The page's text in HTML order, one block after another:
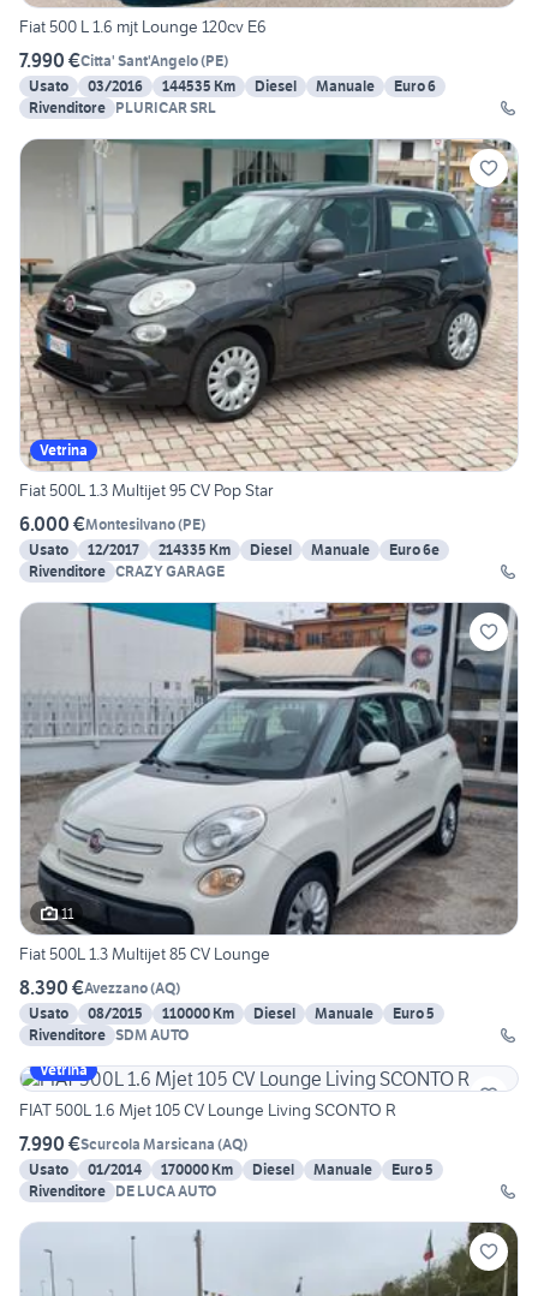
Fiat 500 L 1.6 mjt Lounge 120cv E6
7.990 €Citta' Sant'Angelo(PE)
Usato
03/2016 144535 Km Diesel Manuale
Euro 6
Rivenditore PLURICAR SRL
Vetrina
Fiat 500L 1.3 Multijet 95 CV Pop Star
6.000 €Montesilvano(PE)
Usato
12/2017 214335 Km Diesel Manuale
Euro 6e
Rivenditore CRAZY GARAGE
11
Fiat 500L 1.3 Multijet 85 CV Lounge
8.390 €Avezzano(AQ)
Usato
08/2015 110000 Km Diesel Manuale
Euro 5
Rivenditore SDM AUTO
Vetrina
FIAT 500L 1.6 Mjet 105 CV Lounge Living SCONTO R
7.990 €Scurcola Marsicana (AQ)
Usato
01/2014 170000 Km Diesel Manuale
Euro 5
Rivenditore DE LUCA AUTO